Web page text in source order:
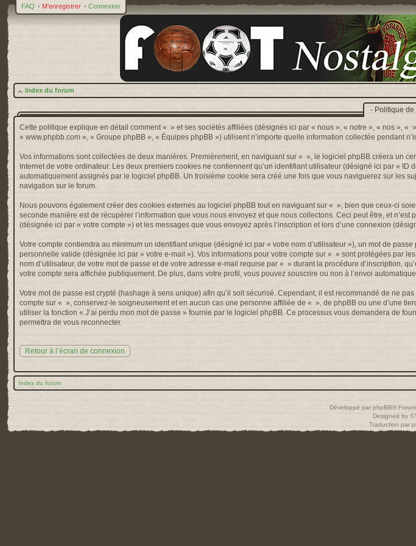
FAQ • M’enregistrer • Connexion
Index du forum
- Politique
Cette politique explique en détail comment « » et ses sociétés affiliées (désignés ici par « nous », « notre », « nos »,
« www.phpbb.com », « Groupe phpBB », « Équipes phpBB ») utilisent n’importe quelle information collectée pendant
Vos informations sont collectées de deux manières. Premièrement, en naviguant sur « », le logiciel phpBB créera un
Internet de votre ordinateur. Les deux premiers cookies ne contiennent qu’un identifiant utilisateur (désigné ici par «
automatiquement assignés par le logiciel phpBB. Un troisième cookie sera créé une fois que vous naviguerez sur les
navigation sur le forum.
Nous pouvons également créer des cookies externes au logiciel phpBB tout en naviguant sur « », bien que ceux-ci
seconde manière est de récupérer l’information que vous nous envoyez et que nous collectons. Ceci peut être, et
(désignée ici par « votre compte ») et les messages que vous envoyez après l’inscription et lors d’une connexion
Votre compte contiendra au minimum un identifiant unique (désigné ici par « votre nom d’utilisateur »), un mot de
personnelle valide (désignée ici par « votre e-mail »). Vos informations pour votre compte sur « » sont protégées par
nom d’utilisateur, de votre mot de passe et de votre adresse e-mail requise par « » durant la procédure d’inscription,
votre compte sera affichée publiquement. De plus, dans votre profil, vous pouvez souscrire ou non à l’envoi
Votre mot de passe est crypté (hashage à sens unique) afin qu’il soit sécurisé. Cependant, il est recommandé de ne
compte sur « », conservez-le soigneusement et en aucun cas une personne affiliée de « », de phpBB ou une d’une
utiliser la fonction « J’ai perdu mon mot de passe » fournie par le logiciel phpBB. Ce processus vous demandera de
permettra de vous reconnecter.
Retour à l’écran de connexion
Index du forum
Développé par phpBB®
Designed by
Traduction par